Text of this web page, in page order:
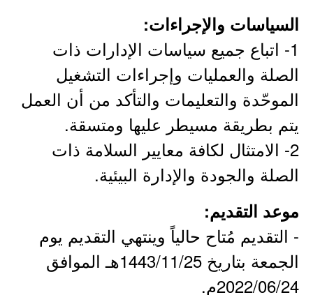
السياسات والإجراءات:
1- اتباع جميع سياسات الإدارات ذات
الصلة والعمليات وإجراءات التشغيل
الموحّدة والتعليمات والتأكد من أن العمل
يتم بطريقة مسيطر عليها ومتسقة.
2- الامتثال لكافة معايير السلامة ذات
الصلة والجودة والإدارة البيئية.
موعد التقديم:
- التقديم مُتاح حالياً وينتهي التقديم يوم
الجمعة بتاريخ 1443/11/25هـ الموافق
2022/06/24م.